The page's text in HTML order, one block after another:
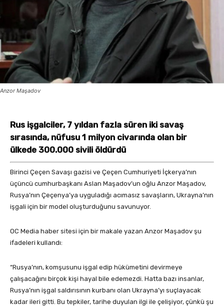
Anzor Maşadov
Rus işgalciler, 7 yıldan fazla süren iki savaş
sırasında, nüfusu 1 milyon civarında olan bir
ülkede 300.000 sivili öldürdü
Birinci Çeçen Savaşı gazisi ve Çeçen Cumhuriyeti İçkerya’nın
üçüncü cumhurbaşkanı Aslan Maşadov’un oğlu Anzor Maşadov,
Rusya’nın Çeçenya’ya uyguladığı acımasız savaşların, Ukrayna’nın
işgali için bir model oluşturduğunu savunuyor.
OC Media haber sitesi için bir makale yazan Anzor Maşadov şu
ifadeleri kullandı:
“Rusya’nın, komşusunu işgal edip hükümetini devirmeye
çalışacağını birçok kişi hayal bile edemezdi. Hatta bazı insanlar,
Rusya’nın işgal saldırısının kurbanı olan Ukrayna’yı suçlayacak
kadar ileri gitti. Bu tepkiler, tarihe duyulan ilgi ile çelişiyor, çünkü şu